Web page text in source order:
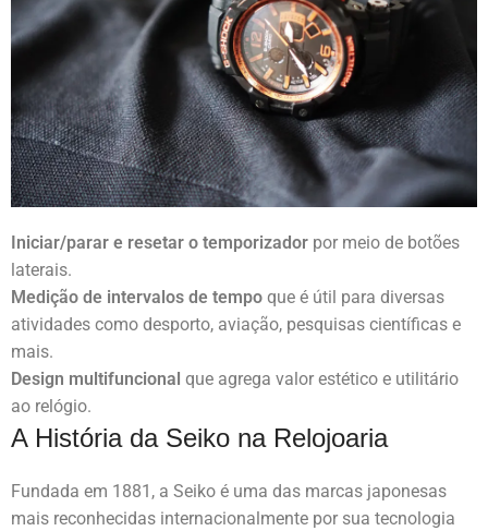
Iniciar/parar e resetar o temporizador por meio de botões
laterais.
Medição de intervalos de tempo que é útil para diversas
atividades como desporto, aviação, pesquisas científicas e
mais.
Design multifuncional que agrega valor estético e utilitário
ao relógio.
A História da Seiko na Relojoaria
Fundada em 1881, a Seiko é uma das marcas japonesas
mais reconhecidas internacionalmente por sua tecnologia